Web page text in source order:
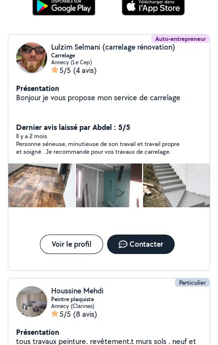
Auto-entrepreneur
Lulzim Selmani (carrelage rénovation)
Carrelage
Annecy (Le Cep)
5/5 (4 avis)
Présentation
Bonjour je vous propose mon service de carrelage
Dernier avis laissé par Abdel : 5/5
Il y a 2 mois
Personne sérieuse, minutieuse de son travail et travail propre
et soigné . Je recommande pour vos travaux de carrelage.
Voir le profil Contacter
Particulier
Houssine Mehdi
Peintre plaquiste
Annecy (Clarines)
5/5 (8 avis)
Présentation
tous travaux peinture. revêtement.t murs sols . neuf et